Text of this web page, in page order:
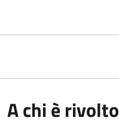
A chi è rivolto